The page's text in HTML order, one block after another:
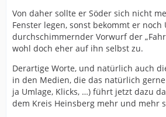
Von daher sollte er Söder sich nicht
Fenster legen, sonst bekommt er
durchschimmernder Vorwurf der
wohl doch eher auf ihn selbst zu.
Derartige Worte, und natürlich auch
in den Medien, die das natürlich
ja Umlage, Klicks, …) führt jetzt dazu
dem Kreis Heinsberg mehr und mehr